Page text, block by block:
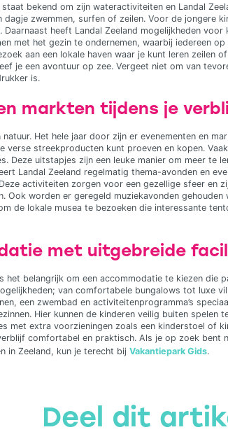
bekend om zijn wateractiviteiten en Landal
zwemmen, surfen of zeilen. Voor de jongere
Daarnaast heeft Landal Zeeland mogelijkheden
met het gezin te ondernemen, waarbij iedereen
aan een lokale haven waar je kunt leren zeilen
je een avontuur op zee. Vergeet niet om van
is.
markten tijdens je
Het hele jaar door zijn er evenementen en
verse streekproducten kunt proeven en kopen.
Deze uitstapjes zijn een leuke manier om meer te
Landal Zeeland regelmatig thema-avonden en
activiteiten zorgen voor een gezellige sfeer en
Ook worden er geregeld muziekavonden
de lokale musea te bezoeken die interessante
met uitgebreide
het belangrijk om een accommodatie te kiezen die
van comfortabele bungalows tot luxe
een zwembad en activiteitenprogramma’s
Hier kunnen de kinderen veilig buiten spelen
met extra voorzieningen zoals een kinderstoel of
comfortabel en praktisch. Als je op zoek bent
in Zeeland, kun je terecht bij Vakantiepark Gids.
Deel dit